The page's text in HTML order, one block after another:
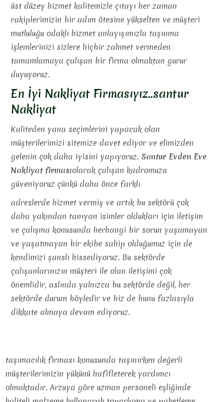
üst düzey hizmet kalitemizle çıtayı her zaman
rakiplerimizin bir adım ötesine yükselten ve müşteri
mutluluğu odaklı hizmet anlayışımızla taşınma
işlemlerinizi sizlere hiçbir zahmet vermeden
tamamlamaya çalışan bir firma olmaktan gurur
duyuyoruz.
En İyi Nakliyat Firmasıyız..santur
Nakliyat
Kaliteden yana seçimlerini yapacak olan
müşterilerimizi sitemize davet ediyor ve elimizden
gelenin çok daha iyisini yapıyoruz. Santur Evden Eve
Nakliyat firmasıolarak çalışan kadromuza
güveniyoruz çünkü daha önce farklı
adreslerde hizmet vermiş ve artık bu sektörü çok
daha yakından tanıyan isimler oldukları için iletişim
ve çalışma konusunda herhangi bir sorun yaşamayan
ve yaşatmayan bir ekibe sahip olduğumuz için de
kendimizi şanslı hissediyoruz. Bu sektörde
çalışanlarınızın müşteri ile olan iletişimi çok
önemlidir, aslında yalnızca bu sektörde değil, her
sektörde durum böyledir ve biz de bunu fazlasıyla
dikkate almaya devam ediyoruz.
taşımacılık firması konusunda taşınırken değerli
müşterilerimizin yükünü hafifleterek yardımcı
olmaktadır. Arzuya göre uzman personeli eşliğinde